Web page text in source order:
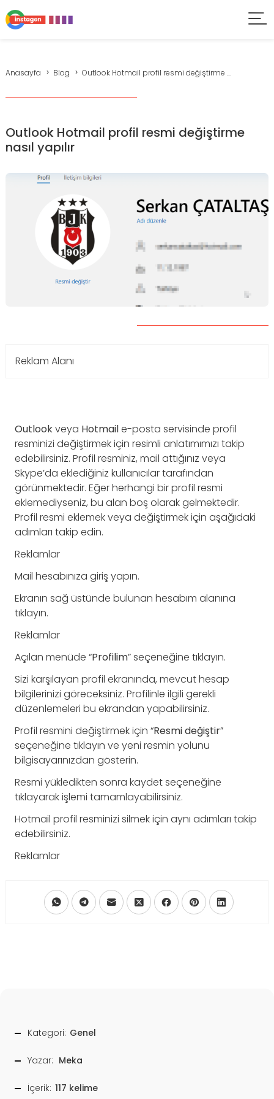
Anasayfa Blog Outlook Hotmail profil resmi değiştirme ...
Outlook Hotmail profil resmi değiştirme
nasıl yapılır
Reklam Alanı
Outlookveya Hotmaile-posta servisinde profil
resminizi değiştirmek için resimli anlatımımızı takip
edebilirsiniz. Profil resminiz, mail attığınız veya
Skype’da eklediğiniz kullanıcılar tarafından
görünmektedir. Eğer herhangi bir profil resmi
eklemediyseniz, bu alan boş olarak gelmektedir.
Profil resmi eklemek veya değiştirmek için aşağıdaki
adımları takip edin.
Reklamlar
Mail hesabınıza giriş yapın.
Ekranın sağ üstünde bulunan hesabım alanına
tıklayın.
Reklamlar
Açılan menüde “Profilim” seçeneğine tıklayın.
Sizi karşılayan profil ekranında, mevcut hesap
bilgilerinizi göreceksiniz. Profilinle ilgili gerekli
düzenlemeleri bu ekrandan yapabilirsiniz.
Profil resmini değiştirmek için “Resmi değiştir”
seçeneğine tıklayın ve yeni resmin yolunu
bilgisayarınızdan gösterin.
Resmi yükledikten sonra kaydet seçeneğine
tıklayarak işlemi tamamlayabilirsiniz.
Hotmail profil resminizi silmek için aynı adımları takip
edebilirsiniz.
Reklamlar
Kategori: Genel
Yazar: Meka
İçerik: 117 kelime